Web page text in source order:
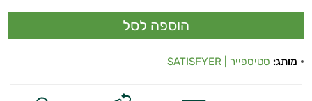
מותג: סטיספייר | SATISFYER